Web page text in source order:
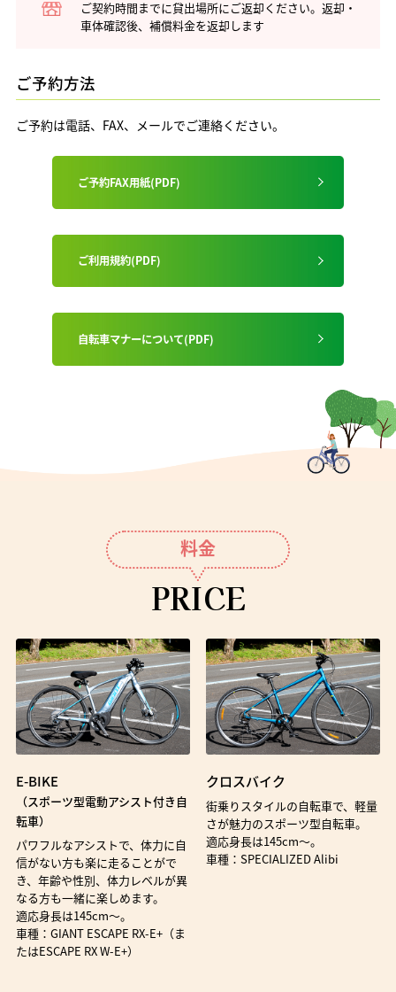
ご契約時間までに貸出場所にご返却ください。返却・
車体確認後、補償料金を返却します
ご予約方法
ご予約は電話、FAX、メールでご連絡ください。
ご予約FAX用紙(PDF)
ご利用規約(PDF)
自転車マナーについて(PDF)
料金
PRICE
E-BIKE
（スポーツ型電動アシスト付き自
転車）
パワフルなアシストで、体力に自
信がない方も楽に走ることがで
き、年齢や性別、体力レベルが異
なる方も一緒に楽しめます。
適応身長は145cm〜。
車種：GIANT ESCAPE RX-E+（ま
たはESCAPE RX W-E+）
クロスバイク
街乗りスタイルの自転車で、軽量
さが魅力のスポーツ型自転車。
適応身長は145cm〜。
車種：SPECIALIZED Alibi